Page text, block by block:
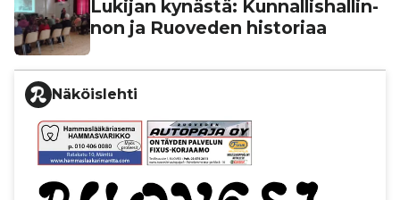
Lukijan kynästä: Kun­nal­lis­hal­lin­
non ja Ruoveden historiaa
Näköislehti